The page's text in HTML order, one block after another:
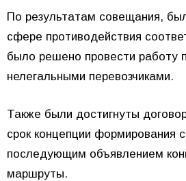
По результатам совещания,
сфере противодействия
было решено провести работу
нелегальными перевозчиками.
Также были достигнуты
срок концепции формирования
последующим объявлением
маршруты.